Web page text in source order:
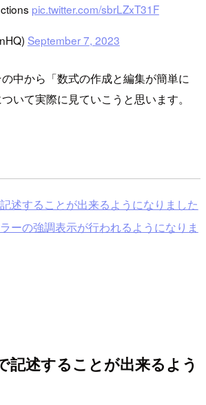
pic.twitter.com/sbrLZxT31F
September 7, 2023
中から「数式の作成と編集が簡単に
いて実際に見ていこうと思います。
述することが出来るようになりました
ーの強調表示が行われるようになりま
記述することが出来るよう